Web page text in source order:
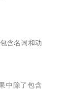
含名词和动
中除了包含